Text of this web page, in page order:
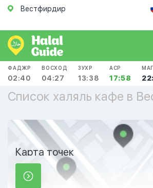
Вестфирдир
ФАДЖР
02:40
ВОСХОД
04:27
ЗУХР
13:38
АСР
17:58
Список халяль кафе в
Карта точек